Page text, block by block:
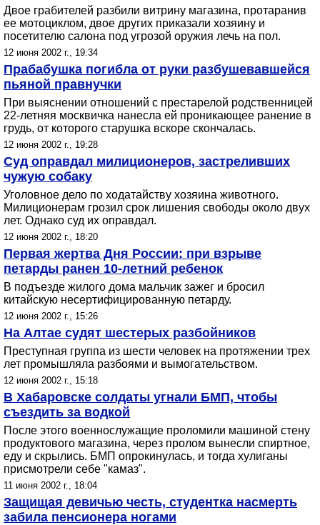
Двое грабителей разбили витрину магазина, протаранив
ее мотоциклом, двое других приказали хозяину и
посетителю салона под угрозой оружия лечь на пол.
12 июня 2002 г., 19:34
Прабабушка погибла от руки разбушевавшейся
пьяной правнучки
При выяснении отношений с престарелой родственницей
22-летняя москвичка нанесла ей проникающее ранение в
грудь, от которого старушка вскоре скончалась.
12 июня 2002 г., 19:28
Суд оправдал милиционеров, застреливших
чужую собаку
Уголовное дело по ходатайству хозяина животного.
Милиционерам грозил срок лишения свободы около двух
лет. Однако суд их оправдал.
12 июня 2002 г., 18:20
Первая жертва Дня России: при взрыве
петарды ранен 10-летний ребенок
В подъезде жилого дома мальчик зажег и бросил
китайскую несертифицированную петарду.
12 июня 2002 г., 15:26
На Алтае судят шестерых разбойников
Преступная группа из шести человек на протяжении трех
лет промышляла разбоями и вымогательством.
12 июня 2002 г., 15:18
В Хабаровске солдаты угнали БМП, чтобы
съездить за водкой
После этого военнослужащие проломили машиной стену
продуктового магазина, через пролом вынесли спиртное,
еду и скрылись. БМП опрокинулась, и тогда хулиганы
присмотрели себе "камаз".
11 июня 2002 г., 18:04
Защищая девичью честь, студентка насмерть
забила пенсионера ногами